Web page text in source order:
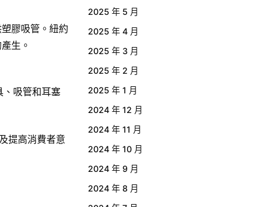
膠吸管。紐約
生。
、吸管和耳塞
提高消費者意
2025 年 5 月
2025 年 4 月
2025 年 3 月
2025 年 2 月
2025 年 1 月
2024 年 12 月
2024 年 11 月
2024 年 10 月
2024 年 9 月
2024 年 8 月